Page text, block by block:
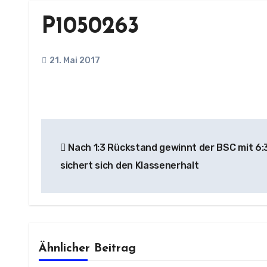
P1050263
21. Mai 2017
Nach 1:3 Rückstand gewinnt der BSC mit
sichert sich den Klassenerhalt
Ähnlicher Beitrag